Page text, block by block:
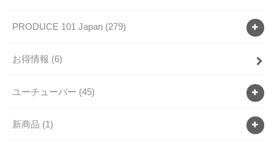
PRODUCE 101 Japan (279)
お得情報 (6)
ユーチューバー (45)
新商品 (1)